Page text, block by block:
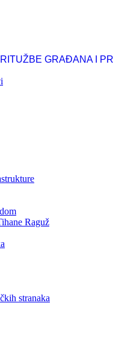
GRAĐANA I
Raguž
stranaka